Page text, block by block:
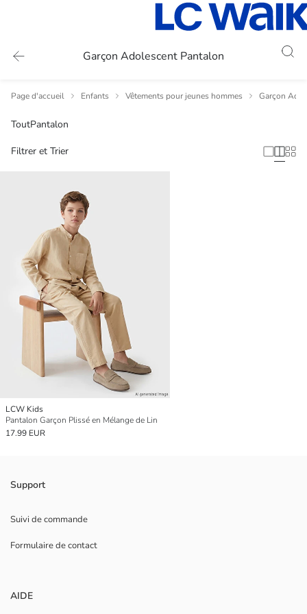
Garçon Adolescent Pantalon
Page d'accueil Enfants Vêtements pour jeunes hommes Garçon
ToutPantalon
Filtrer et Trier
LCW Kids
Pantalon Garçon Plissé en Mélange de Lin
17.99 EUR
Support
Suivi de commande
Formulaire de contact
AIDE